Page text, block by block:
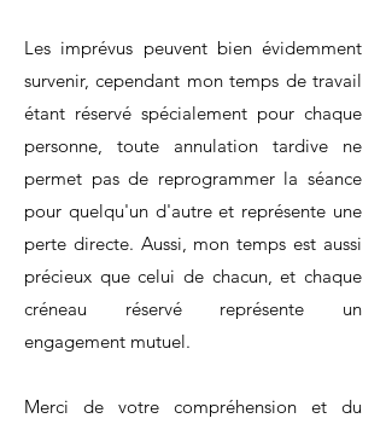
Les imprévus peuvent bien évidemment
survenir, cependant mon temps de travail
étant réservé spécialement pour chaque
personne, toute annulation tardive ne
permet pas de reprogrammer la séance
pour quelqu'un d'autre et représente une
perte directe. Aussi, mon temps est aussi
précieux que celui de chacun, et chaque
créneau réservé représente un
engagement mutuel.
Merci de votre compréhension et du